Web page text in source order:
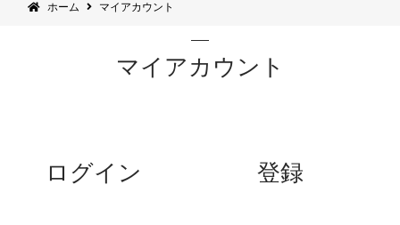
ホーム マイアカウント
マイアカウント
ログイン 登録